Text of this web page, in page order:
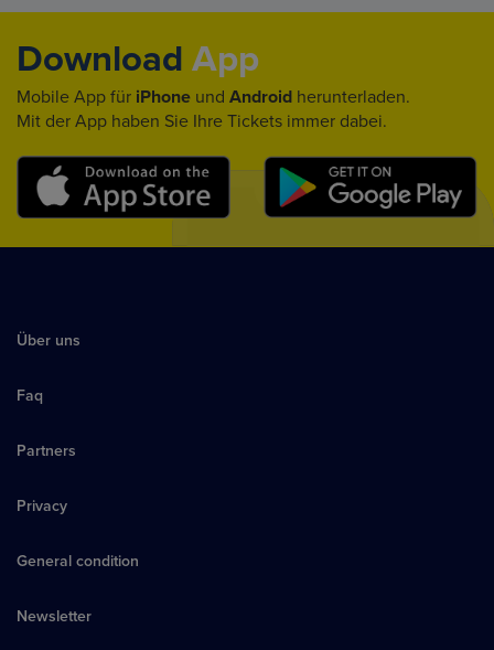
Download App
Mobile App für iPhone und Android herunterladen.
Mit der App haben Sie Ihre Tickets immer dabei.
Über uns
Faq
Partners
Privacy
General condition
Newsletter